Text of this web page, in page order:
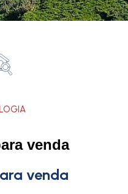
venda
venda